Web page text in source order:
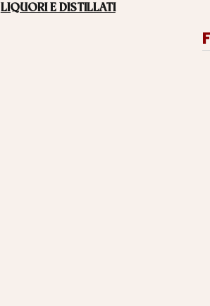
LIQUORI E DISTILLATI